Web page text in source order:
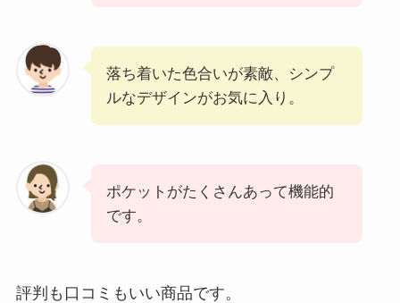
落ち着いた色合いが素敵、シンプ
ルなデザインがお気に入り。
ポケットがたくさんあって機能的
です。
評判も口コミもいい商品です。